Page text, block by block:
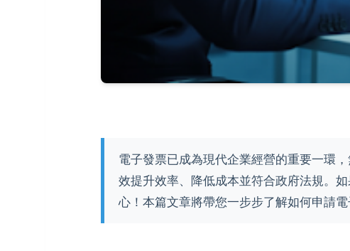
電子發票已成為現代企業經營的重要一環
效提升效率、降低成本並符合政府法規。
心！本篇文章將帶您一步步了解如何申請